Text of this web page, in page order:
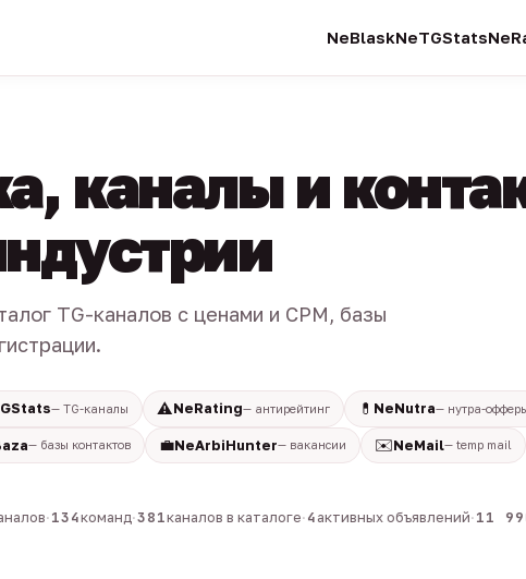
NeBlaskNeTGStats
каналы и
TG-каналов с ценами и CPM, базы
— TG-каналы ⚠️NeRating— антирейтинг 💊 NeNutra— нутра-
— базы контактов 💼NeArbiHunter— вакансии ✉️NeMail— temp mail
·134команд·381каналов в каталоге·4активных объявлений·11 990